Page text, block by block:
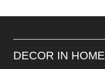
DECOR IN HOME